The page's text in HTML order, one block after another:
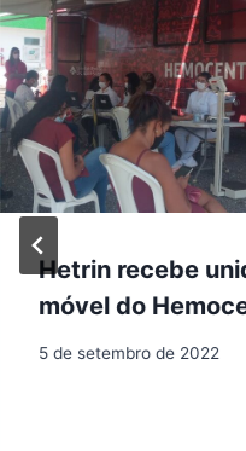
Hetrin recebe
móvel do
5 de setembro de 2022